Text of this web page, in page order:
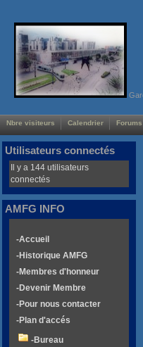
Nbre visiteurs Calendrier Forums
Utilisateurs connectés
Il y a 144 utilisateurs
connectés
AMFG INFO
-Accueil
-Historique AMFG
-Membres d'honneur
-Devenir Membre
-Pour nous contacter
-Plan d'accés
-Bureau